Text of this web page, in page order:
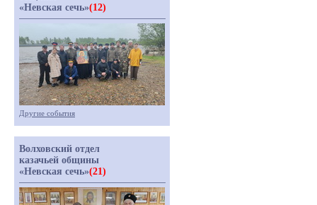
«Невская сечь»(12)
Другие события
Волховский отдел
казачьей общины
«Невская сечь»(21)